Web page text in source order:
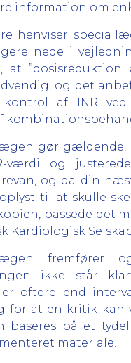
information om
henviser
nede i
at
og det
kontrol af INR
gør gældende,
værdi og
og da din
oplyst til at skulle
passede det
Kardiologisk
fremfører
ikke står
oftere end
for at en kritik kan
baseres på et
materiale.